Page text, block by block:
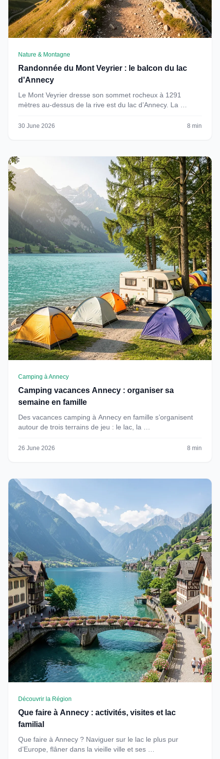
Nature & Montagne
Randonnée du Mont Veyrier : le balcon du lac
d'Annecy
Le Mont Veyrier dresse son sommet rocheux à 1291
mètres au-dessus de la rive est du lac d’Annecy. La …
30 June 2026 8 min
Camping à Annecy
Camping vacances Annecy : organiser sa
semaine en famille
Des vacances camping à Annecy en famille s’organisent
autour de trois terrains de jeu : le lac, la …
26 June 2026 8 min
Découvrir la Région
Que faire à Annecy : activités, visites et lac
familial
Que faire à Annecy ? Naviguer sur le lac le plus pur
d’Europe, flâner dans la vieille ville et ses …